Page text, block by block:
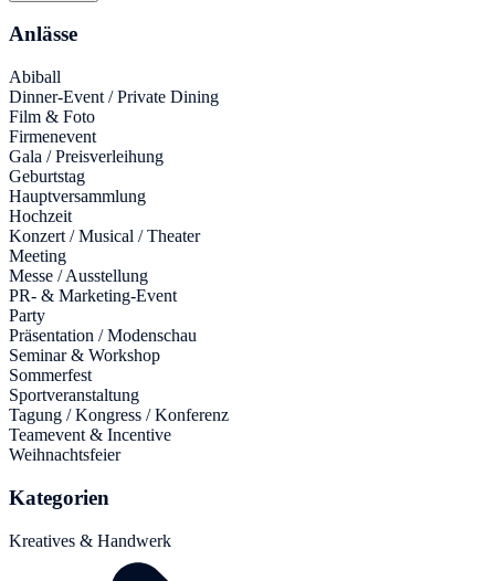
Anlässe
Abiball
Dinner-Event / Private Dining
Film & Foto
Firmenevent
Gala / Preisverleihung
Geburtstag
Hauptversammlung
Hochzeit
Konzert / Musical / Theater
Meeting
Messe / Ausstellung
PR- & Marketing-Event
Party
Präsentation / Modenschau
Seminar & Workshop
Sommerfest
Sportveranstaltung
Tagung / Kongress / Konferenz
Teamevent & Incentive
Weihnachtsfeier
Kategorien
Kreatives & Handwerk